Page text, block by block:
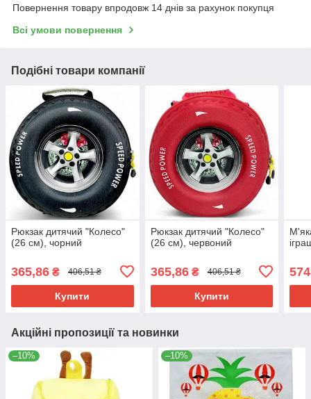
Повернення товару впродовж 14 днів за рахунок покупця
Всі умови повернення
Подібні товари компанії
Рюкзак дитячий "Колесо"
(26 см), чорний
365,86 ₴ 406,51 ₴
Купити
Рюкзак дитячий "Колесо"
(26 см), червоний
365,86₴ 406,51 ₴
Купити
Акційні пропозиції та новинки
–10% –10%